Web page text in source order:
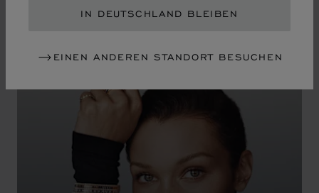
IN DEUTSCHLAND BLEIBEN
EINEN ANDEREN STANDORT BESUCHEN